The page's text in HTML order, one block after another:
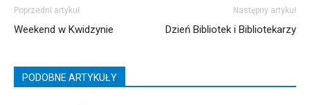
Poprzedni artykuł
Weekend w Kwidzynie
Następny artykuł
Dzień Bibliotek i Bibliotekarzy
PODOBNE ARTYKUŁY